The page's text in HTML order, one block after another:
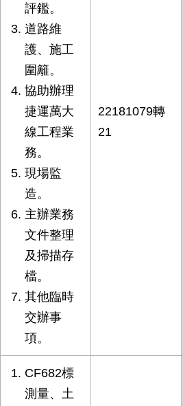
評鑑。
道路維
護、施工
圍籬。
協助辦理
捷運萬大
線工程業
務。
現場監
造。
主辦業務
文件整理
及掃描存
檔。
其他臨時
交辦事
項。
22181079轉
21
CF682標
測量、土